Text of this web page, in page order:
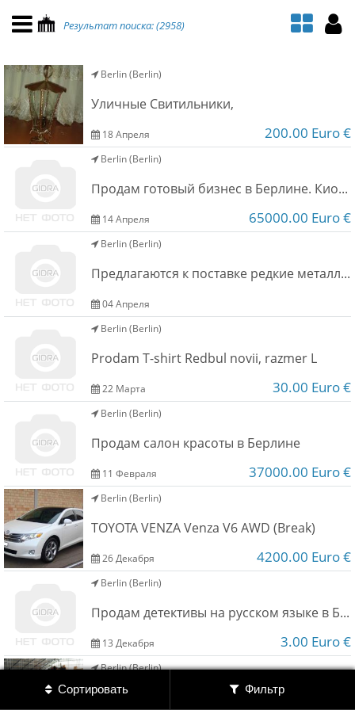
Поиск
Пользовательское соглашение
Правила доски объявлений
Текстовая реклама
Новости и статьи
Результат поиска: (2958)
Berlin (Berlin)
Уличные Свитильники,
18 Апреля 200.00 Euro €
Berlin (Berlin)
Продам готовый бизнес в Берлине. Киоск табак+газеты
14 Апреля 65000.00 Euro €
Berlin (Berlin)
Предлагаются к поставке редкие металлы и порошки
04 Апреля
Berlin (Berlin)
Prodam T-shirt Redbul novii, razmer L
22 Марта 30.00 Euro €
Berlin (Berlin)
Продам салон красоты в Берлине
11 Февраля 37000.00 Euro €
Berlin (Berlin)
TOYOTA VENZA Venza V6 AWD (Break)
26 Декабря 4200.00 Euro €
Berlin (Berlin)
Продам детективы на русском языке в Берлине
13 Декабря 3.00 Euro €
Berlin (Berlin)
Сортировать Фильтр